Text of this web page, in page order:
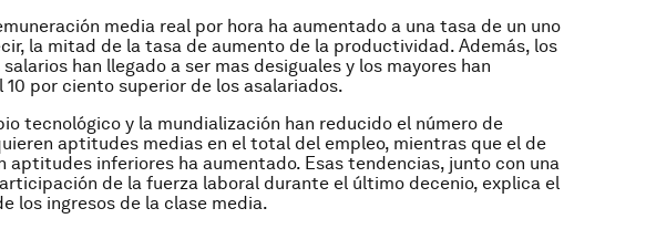
media real por hora ha aumentado a una tasa de un uno
la mitad de la tasa de aumento de la productividad. Además, los
han llegado a ser mas desiguales y los mayores han
10 por ciento superior de los asalariados.
tecnológico y la mundialización han reducido el número de
aptitudes medias en el total del empleo, mientras que el de
aptitudes inferiores ha aumentado. Esas tendencias, junto con una
de la fuerza laboral durante el último decenio, explica el
los ingresos de la clase media.